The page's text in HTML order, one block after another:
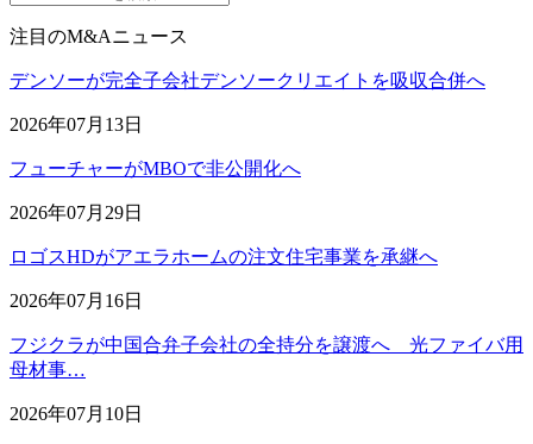
注目のM&Aニュース
デンソーが完全子会社デンソークリエイトを吸収合併へ
2026年07月13日
フューチャーがMBOで非公開化へ
2026年07月29日
ロゴスHDがアエラホームの注文住宅事業を承継へ
2026年07月16日
フジクラが中国合弁子会社の全持分を譲渡へ 光ファイバ用
母材事…
2026年07月10日